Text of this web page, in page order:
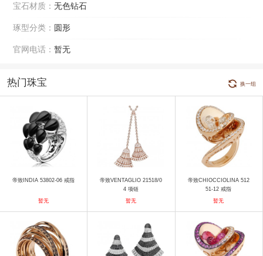
宝石材质： 无色钻石
琢型分类： 圆形
官网电话： 暂无
热门珠宝 换一组
帝致INDIA 53802-06 戒指
暂无
帝致VENTAGLIO 21518/0
4 项链
暂无
帝致CHIOCCIOLINA 512
51-12 戒指
暂无